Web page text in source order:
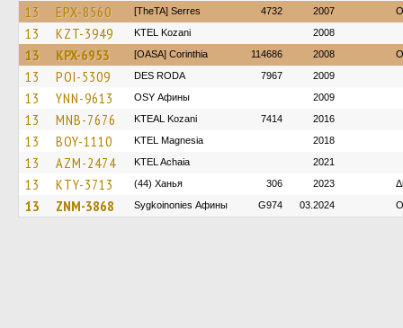
13 EPX-8560 [TheTA] Serres 4732 2007
13 KZT-3949 ΚΤΕL Kozani 2008
13 KPX-6953 [OASA] Corinthia 114686 2008
13 POI-5309 DES RODA 7967 2009
13 YNN-9613 OSY Афины 2009
13 MNB-7676 KTEAL Kozani 7414 2016
13 BOY-1110 ΚΤΕL Magnesia 2018
13 AZM-2474 KTEL Achaia 2021
13 KTY-3713 (44) Ханья 306 2023
13 ZNM-3868 Sygkoinonies Афины G974 03.2024